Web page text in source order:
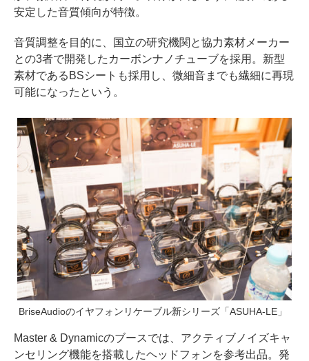
安定した音質傾向が特徴。
音質調整を目的に、国立の研究機関と協力素材メーカー
との3者で開発したカーボンナノチューブを採用。新型
素材であるBSシートも採用し、微細音までも繊細に再現
可能になったという。
BriseAudioのイヤフォンリケーブル新シリーズ「ASUHA-LE」
Master & Dynamicのブースでは、アクティブノイズキャ
ンセリング機能を搭載したヘッドフォンを参考出品。発